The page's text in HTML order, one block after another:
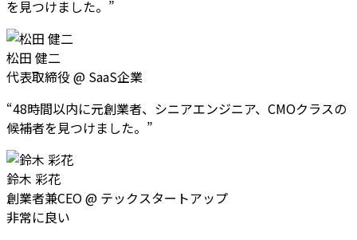
を見つけました。 ”
松田 健二
代表取締役 @ SaaS企業
“48時間以内に元創業者、シニアエンジニア、CMOクラスの
候補者を見つけました。 ”
鈴木 彩花
創業者兼CEO@ テックスタートアップ
非常に良い